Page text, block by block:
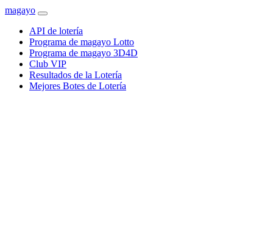
magayo
API de lotería
Programa de magayo Lotto
Programa de magayo 3D4D
Club VIP
Resultados de la Lotería
Mejores Botes de Lotería